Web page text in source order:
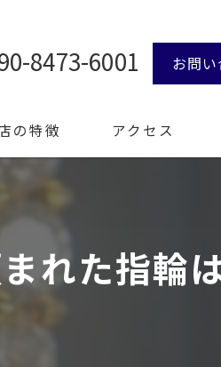
8473-6001 お問
の特徴
ド品
リー
アクセス
れた指輪